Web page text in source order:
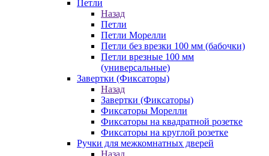
Петли
Назад
Петли
Петли Морелли
Петли без врезки 100 мм (бабочки)
Петли врезные 100 мм
(универсальные)
Завертки (Фиксаторы)
Назад
Завертки (Фиксаторы)
Фиксаторы Морелли
Фиксаторы на квадратной розетке
Фиксаторы на круглой розетке
Ручки для межкомнатных дверей
Назад